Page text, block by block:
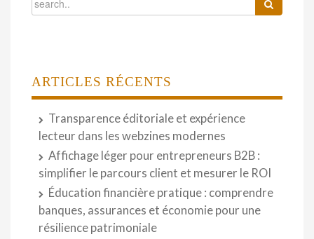
ARTICLES RÉCENTS
Transparence éditoriale et expérience
lecteur dans les webzines modernes
Affichage léger pour entrepreneurs B2B :
simplifier le parcours client et mesurer le ROI
Éducation financière pratique : comprendre
banques, assurances et économie pour une
résilience patrimoniale